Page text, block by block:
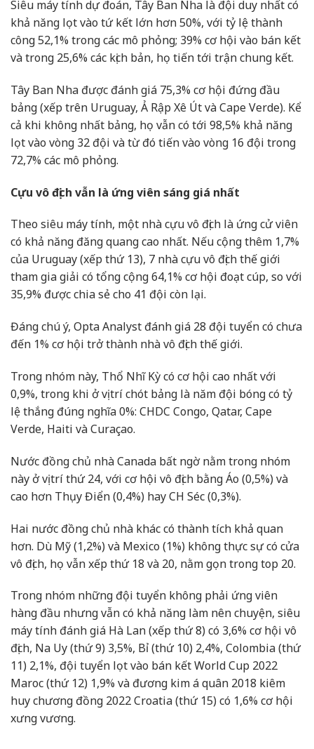
Siêu máy tính dự đoán, Tây Ban Nha là đội duy nhất có
khả năng lọt vào tứ kết lớn hơn 50%, với tỷ lệ thành
công 52,1% trong các mô phỏng; 39% cơ hội vào bán kết
và trong 25,6% các kịch bản, họ tiến tới trận chung kết.
Tây Ban Nha được đánh giá 75,3% cơ hội đứng đầu
bảng (xếp trên Uruguay, Ả Rập Xê Út và Cape Verde). Kể
cả khi không nhất bảng, họ vẫn có tới 98,5% khả năng
lọt vào vòng 32 đội và từ đó tiến vào vòng 16 đội trong
72,7% các mô phỏng.
Cựu vô địch vẫn là ứng viên sáng giá nhất
Theo siêu máy tính, một nhà cựu vô địch là ứng cử viên
có khả năng đăng quang cao nhất. Nếu cộng thêm 1,7%
của Uruguay (xếp thứ 13), 7 nhà cựu vô địch thế giới
tham gia giải có tổng cộng 64,1% cơ hội đoạt cúp, so với
35,9% được chia sẻ cho 41 đội còn lại.
Đáng chú ý, Opta Analyst đánh giá 28 đội tuyển có chưa
đến 1% cơ hội trở thành nhà vô địch thế giới.
Trong nhóm này, Thổ Nhĩ Kỳ có cơ hội cao nhất với
0,9%, trong khi ở vị trí chót bảng là năm đội bóng có tỷ
lệ thắng đúng nghĩa 0%: CHDC Congo, Qatar, Cape
Verde, Haiti và Curaçao.
Nước đồng chủ nhà Canada bất ngờ nằm trong nhóm
này ở vị trí thứ 24, với cơ hội vô địch bằng Áo (0,5%) và
cao hơn Thụy Điển (0,4%) hay CH Séc (0,3%).
Hai nước đồng chủ nhà khác có thành tích khả quan
hơn. Dù Mỹ (1,2%) và Mexico (1%) không thực sự có cửa
vô địch, họ vẫn xếp thứ 18 và 20, nằm gọn trong top 20.
Trong nhóm những đội tuyển không phải ứng viên
hàng đầu nhưng vẫn có khả năng làm nên chuyện, siêu
máy tính đánh giá Hà Lan (xếp thứ 8) có 3,6% cơ hội vô
địch, Na Uy (thứ 9) 3,5%, Bỉ (thứ 10) 2,4%, Colombia (thứ
11) 2,1%, đội tuyển lọt vào bán kết World Cup 2022
Maroc (thứ 12) 1,9% và đương kim á quân 2018 kiêm
huy chương đồng 2022 Croatia (thứ 15) có 1,6% cơ hội
xưng vương.